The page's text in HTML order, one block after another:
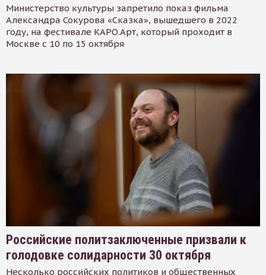
Министерство культуры запретило показ фильма
Александра Сокурова «Сказка», вышедшего в 2022
году, на фестивале КАРО.Арт, который проходит в
Москве с 10 по 15 октября
Российские политзаключенные призвали к
голодовке солидарности 30 октября
Несколько российских политиков и общественных